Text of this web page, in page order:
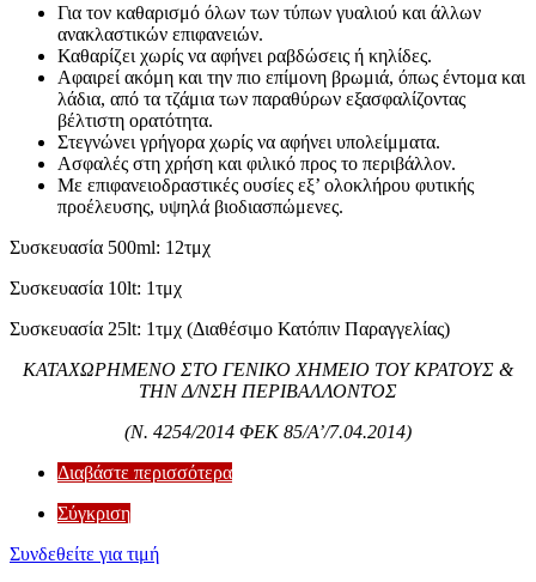
Για τον καθαρισμό όλων των τύπων γυαλιού και άλλων
ανακλαστικών επιφανειών.
Καθαρίζει χωρίς να αφήνει ραβδώσεις ή κηλίδες.
Αφαιρεί ακόμη και την πιο επίμονη βρωμιά, όπως έντομα και
λάδια, από τα τζάμια των παραθύρων εξασφαλίζοντας
βέλτιστη ορατότητα.
Στεγνώνει γρήγορα χωρίς να αφήνει υπολείμματα.
Ασφαλές στη χρήση και φιλικό προς το περιβάλλον.
Με επιφανειοδραστικές ουσίες εξ’ ολοκλήρου φυτικής
προέλευσης, υψηλά βιοδιασπώμενες.
Συσκευασία 500ml: 12τμχ
Συσκευασία 10lt: 1τμχ
Συσκευασία 25lt: 1τμχ (Διαθέσιμο Κατόπιν Παραγγελίας)
ΚΑΤΑΧΩΡΗΜΕΝΟ ΣΤΟ ΓΕΝΙΚΟ ΧΗΜΕΙΟ ΤΟΥ ΚΡΑΤΟΥΣ &
ΤΗΝ Δ/ΝΣΗ ΠΕΡΙΒΑΛΛΟΝΤΟΣ
(Ν. 4254/2014 ΦΕΚ 85/Α’/7.04.2014)
Διαβάστε περισσότερα
Σύγκριση
Συνδεθείτε για τιμή